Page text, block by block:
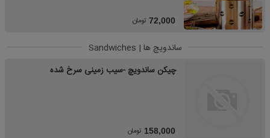
72,000 تومان
ساندویچ ها | Sandwiches
چیکن ساندویچ -سیب زمینی سرخ شده
158,000 تومان